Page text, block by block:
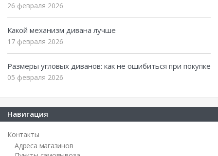
26 февраля 2026
Какой механизм дивана лучше
17 февраля 2026
Размеры угловых диванов: как не ошибиться при покупке
05 февраля 2026
Навигация
Контакты
Адреса магазинов